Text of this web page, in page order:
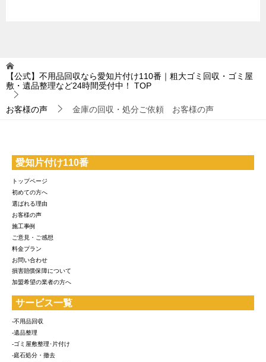
【公式】不用品回収なら愛知片付け110番｜粗大ゴミ回収・ゴミ屋
敷・遺品整理など24時間受付中！
TOP
お客様の声 金庫の回収・処分ご依頼 お客様の声
愛知片付け110番
トップページ
初めての方へ
選ばれる理由
お客様の声
施工事例
ご意見・ご感想
料金プラン
お問い合わせ
損害賠償保障について
加盟希望の業者の方へ
サービス一覧
-不用品回収
-遺品整理
-ゴミ屋敷整理･片付け
-庭石処分・撤去